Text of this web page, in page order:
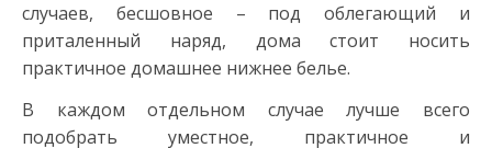
случаев, бесшовное – под облегающий и
приталенный наряд, дома стоит носить
практичное домашнее нижнее белье.
В каждом отдельном случае лучше всего
подобрать уместное, практичное и